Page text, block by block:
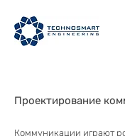
Проектирование
Коммуникации играют